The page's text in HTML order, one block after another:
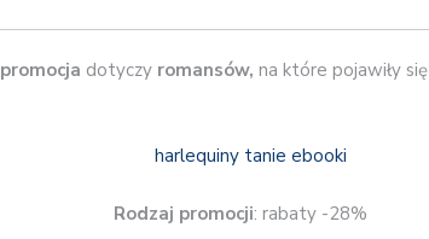
promocja dotyczy romansów, na które pojawiły się
Rodzaj promocji: rabaty -28%